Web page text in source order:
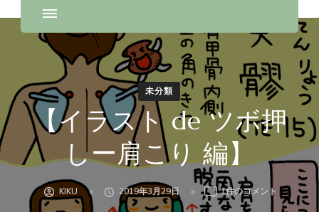
未分類
【イラスト de ツボ押
しー肩こり 編】
KIKU 2019年3月29日
【イ
ラ
1件のコメント